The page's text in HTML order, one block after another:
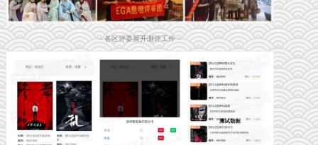
– 各区评委展开测评工作 –